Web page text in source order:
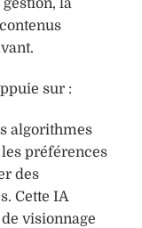
la
sur :
algorithmes
préférences
des
Cette IA
visionnage